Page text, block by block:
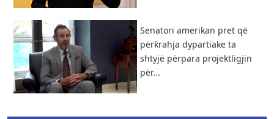
Senatori amerikan pret që
përkrahja dypartiake ta
shtyjë përpara projektligjin
për...